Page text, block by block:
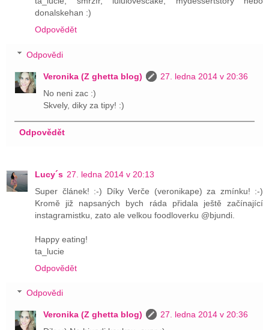
donalskehan :)
Odpovědět
Odpovědi
Veronika (Z ghetta blog)
27. ledna 2014 v 20:36
No neni zac :)
Skvely, diky za tipy! :)
Odpovědět
Lucy´s 27. ledna 2014 v 20:13
Super článek! :-) Díky Verče (veronikape) za zmínku! :-)
Kromě již napsaných bych ráda přidala ještě začínající
instagramistku, zato ale velkou foodloverku @bjundi.
Happy eating!
ta_lucie
Odpovědět
Odpovědi
Veronika (Z ghetta blog)
27. ledna 2014 v 20:36